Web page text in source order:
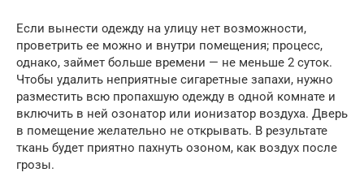
Если вынести одежду на улицу нет возможности,
проветрить ее можно и внутри помещения; процесс,
однако, займет больше времени — не меньше 2 суток.
Чтобы удалить неприятные сигаретные запахи, нужно
разместить всю пропахшую одежду в одной комнате и
включить в ней озонатор или ионизатор воздуха. Дверь
в помещение желательно не открывать. В результате
ткань будет приятно пахнуть озоном, как воздух после
грозы.